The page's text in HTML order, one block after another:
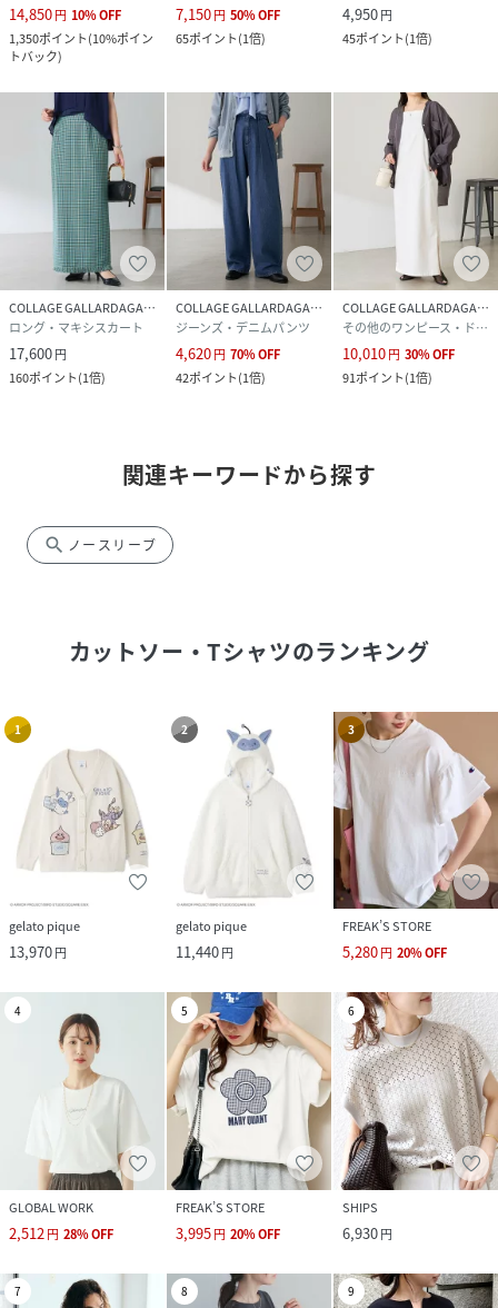
14,850円 10%OFF
1,350ポイント(10%ポイン
トバック)
7,150円 50%OFF
65ポイント(1倍)
4,950円
45ポイント(1倍)
COLLAGE GALLARDAGALANTE
ロング・マキシスカート
17,600円
160ポイント(1倍)
COLLAGE GALLARDAGALANTE
ジーンズ・デニムパンツ
4,620円 70%OFF
42ポイント(1倍)
COLLAGE GALLARDAGALANTE
その他のワンピース・ドレス
10,010円 30%OFF
91ポイント(1倍)
関連キーワードから探す
search ノースリーブ
カットソー・Tシャツのランキング
1
gelato pique
13,970円
2
gelato pique
11,440円
3
FREAK’S STORE
5,280円 20%OFF
4
GLOBAL WORK
2,512円 28%OFF
5
FREAK’S STORE
3,995円 20%OFF
6
SHIPS
6,930円
7 8 9